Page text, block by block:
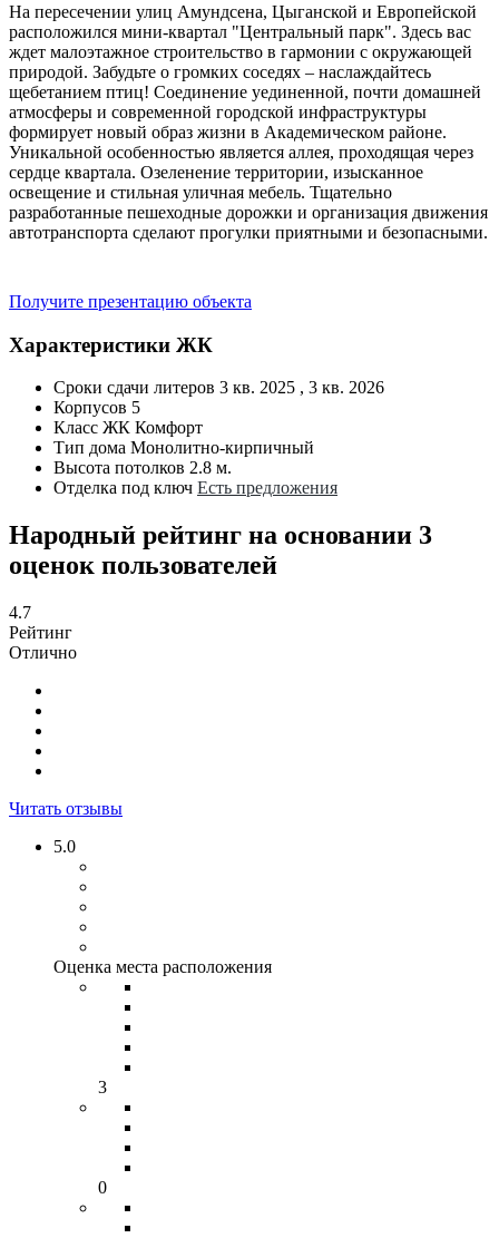
На пересечении улиц Амундсена, Цыганской и Европейской
расположился мини-квартал "Центральный парк". Здесь вас
ждет малоэтажное строительство в гармонии с окружающей
природой. Забудьте о громких соседях – наслаждайтесь
щебетанием птиц! Соединение уединенной, почти домашней
атмосферы и современной городской инфраструктуры
формирует новый образ жизни в Академическом районе.
Уникальной особенностью является аллея, проходящая через
сердце квартала. Озеленение территории, изысканное
освещение и стильная уличная мебель. Тщательно
разработанные пешеходные дорожки и организация движения
автотранспорта сделают прогулки приятными и безопасными.
Получите презентацию объекта
Характеристики ЖК
Сроки сдачи литеров 3 кв. 2025 , 3 кв. 2026
Корпусов 5
Класс ЖК Комфорт
Тип дома Монолитно-кирпичный
Высота потолков 2.8 м.
Отделка под ключ Есть предложения
Народный рейтинг на основании 3
оценок пользователей
4.7
Рейтинг
Отлично
Читать отзывы
5.0
Оценка места расположения
3
0